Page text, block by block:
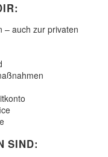
– auch zur privaten
SIND: